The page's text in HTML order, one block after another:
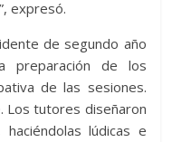
expresó.
de segundo año
preparación de los
de las sesiones.
Los tutores diseñaron
lúdicas e